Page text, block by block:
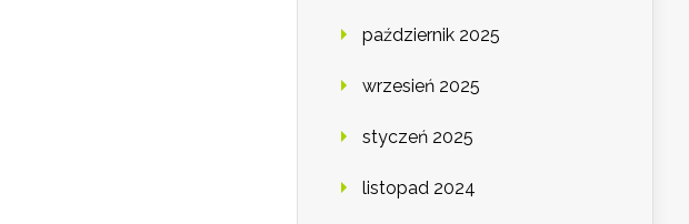
październik 2025
wrzesień 2025
styczeń 2025
listopad 2024